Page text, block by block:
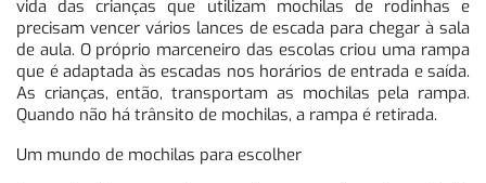
vida das crianças que utilizam mochilas de rodinhas e
precisam vencer vários lances de escada para chegar à sala
de aula. O próprio marceneiro das escolas criou uma rampa
que é adaptada às escadas nos horários de entrada e saída.
As crianças, então, transportam as mochilas pela rampa.
Quando não há trânsito de mochilas, a rampa é retirada.
Um mundo de mochilas para escolher